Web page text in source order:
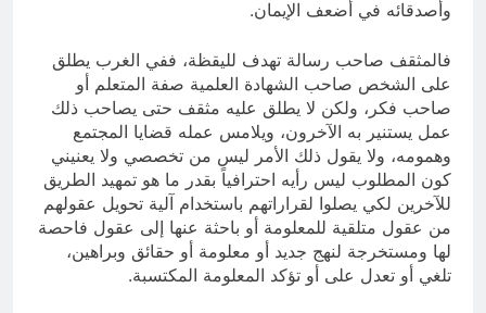
وأصدقائه في أضعف الإيمان.
فالمثقف صاحب رسالة تهدف لليقظة، ففي الغرب يطلق
على الشخص صاحب الشهادة العلمية صفة المتعلم أو
صاحب فكر، ولكن لا يطلق عليه مثقف حتى يصاحب ذلك
عمل يستنير به الآخرون، ويلامس عمله قضايا المجتمع
وهمومه، ولا يقول ذلك الأمر ليس من تخصصي ولا يعنيني
كون المطلوب ليس رأيه احترافياً بقدر ما هو تمهيد الطريق
للآخرين لكي يصلوا لقراراتهم باستخدام آلية تحويل عقولهم
من عقول متلقية للمعلومة أو باحثة عنها إلى عقول فاحصة
لها ومستخرجة لنهج جديد أو معلومة أو حقائق وبراهين،
تلغي أو تعدل على أو تؤكد المعلومة المكتسبة.